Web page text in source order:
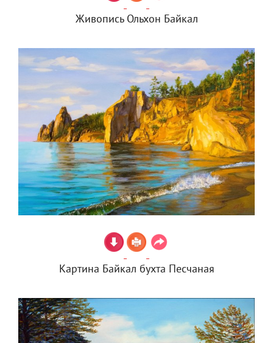
Живопись Ольхон Байкал
Картина Байкал бухта Песчаная